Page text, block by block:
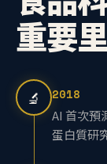
重要
🔬
2018
AI 首次預
蛋白質研